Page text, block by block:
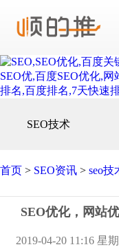
SEO技术
首页 > SEO资讯 > seo技
SEO优化，网站
2019-04-20 11:16 星